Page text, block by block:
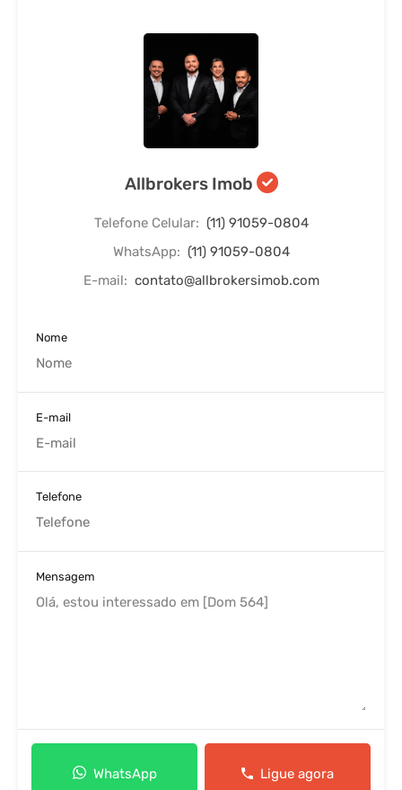
Allbrokers Imob
Telefone Celular: (11) 91059-0804
WhatsApp: (11) 91059-0804
E-mail: contato@allbrokersimob.com
Nome
E-mail
Telefone
Mensagem
WhatsApp Ligue agora